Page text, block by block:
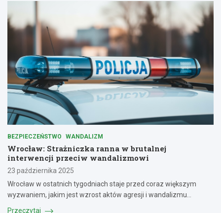
BEZPIECZEŃSTWO WANDALIZM
Wrocław: Strażniczka ranna w brutalnej
interwencji przeciw wandalizmowi
23 października 2025
Wrocław w ostatnich tygodniach staje przed coraz większym
wyzwaniem, jakim jest wzrost aktów agresji i wandalizmu…
Przeczytaj